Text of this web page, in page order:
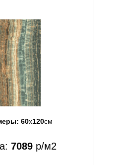
60x120см
7089 р/м2